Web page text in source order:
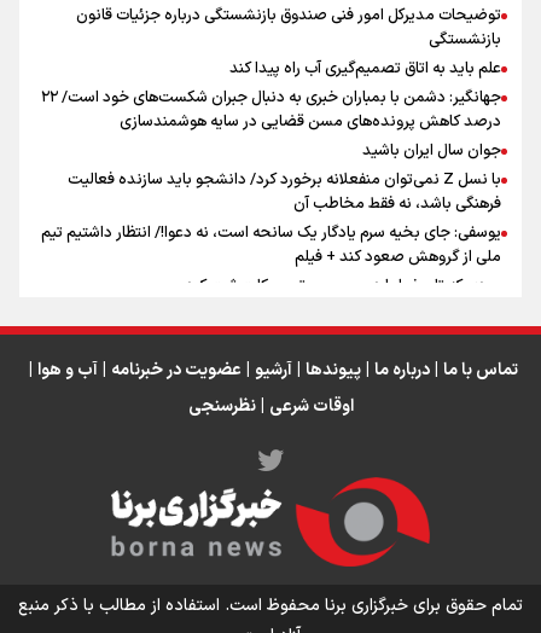
اینفو برنا / ۴ مسیر اصلی پیاده روی اربعین در عراق
اینفو برنا / توصیه‌هایی طلایی برای پیاده روی اربعین
توضیحات مدیرکل امور فنی صندوق بازنشستگی درباره جزئیات قانون
بازنشستگی
علم باید به اتاق تصمیم‌گیری آب راه پیدا کند
جهانگیر: دشمن با بمباران خبری به دنبال جبران شکست‌های خود است/ ۲۲
درصد کاهش پرونده‌های مسن قضایی در سایه هوشمندسازی
جوان سال ایران باشید
با نسل Z نمی‌توان منفعلانه برخورد کرد/ دانشجو باید سازنده فعالیت
فرهنگی باشد، نه فقط مخاطب آن
یوسفی: جای بخیه سرم یادگار یک سانحه است، نه دعوا!/ انتظار داشتیم تیم
ملی از گروهش صعود کند + فیلم
مردی که تاریخ را با دوربین و موتورسیکلت ثبت کرد
انتظار حضور تیم‌های بزرگ مثل استقلال در لیگ هستیم
تماس با ما | درباره ما | پیوندها | آرشیو | عضویت در خبرنامه | آب و هوا |
اوقات شرعی | نظرسنجی
تمام حقوق برای خبرگزاری برنا محفوظ است. استفاده از مطالب با ذکر منبع